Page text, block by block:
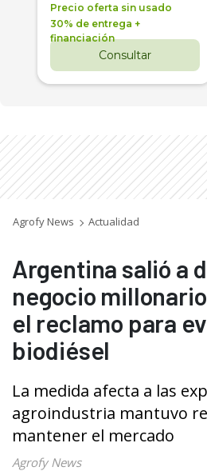
Precio oferta sin usado
30% de entrega +
financiación
Consultar
Agrofy News Actualidad
Argentina salió a
negocio
el reclamo para
biodiésel
La medida afecta a las
agroindustria mantuvo
mantener el mercado
Agrofy News